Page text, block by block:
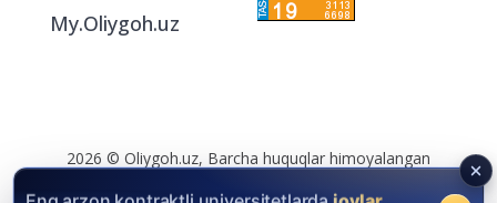
My.Oliygoh.uz
2026 © Oliygoh.uz, Barcha huquqlar himoyalangan
Reklama /Foydalanish shartlari